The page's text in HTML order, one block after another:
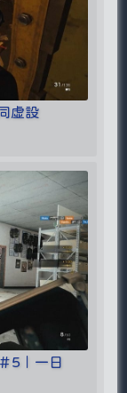
虛設
5｜一日